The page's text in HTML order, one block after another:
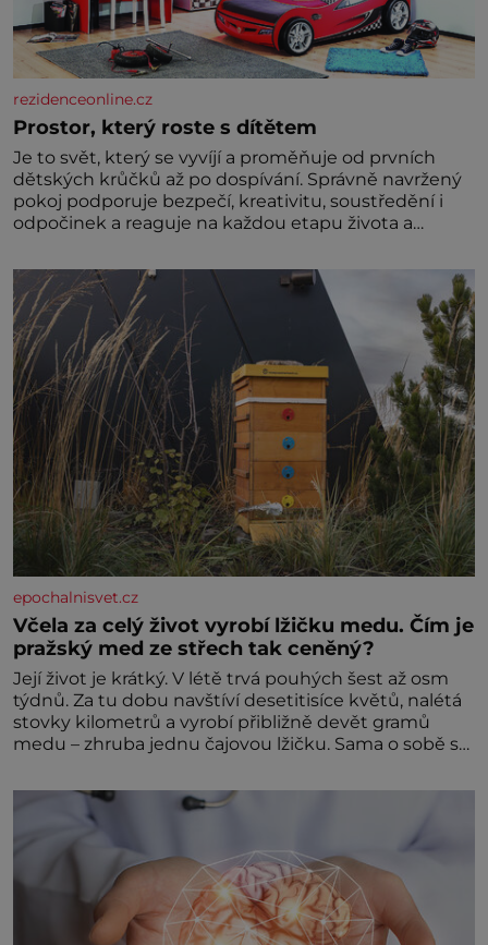
rezidenceonline.cz
Prostor, který roste s dítětem
Je to svět, který se vyvíjí a proměňuje od prvních
dětských krůčků až po dospívání. Správně navržený
pokoj podporuje bezpečí, kreativitu, soustředění i
odpočinek a reaguje na každou etapu života a
jednoduchost, měkkost a bezpečí, proto by pokoj
miminka měl působit především klidně a útulně.
Předškolní věk je
epochalnisvet.cz
Včela za celý život vyrobí lžičku medu. Čím je
pražský med ze střech tak ceněný?
Její život je krátký. V létě trvá pouhých šest až osm
týdnů. Za tu dobu navštíví desetitisíce květů, nalétá
stovky kilometrů a vyrobí přibližně devět gramů
medu – zhruba jednu čajovou lžičku. Sama o sobě se
dalšími desítkami tisíc příslušnic svého včelstva,
vznikne jeden z nejdokonalejších organismů